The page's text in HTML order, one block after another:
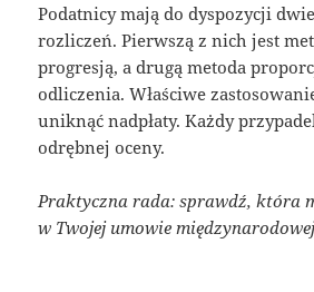
Podatnicy mają do dyspozycji
rozliczeń. Pierwszą z nich jest
progresją, a drugą metoda
odliczenia. Właściwe
uniknąć nadpłaty. Każdy
odrębnej oceny.
Praktyczna rada: sprawdź, która
w Twojej umowie